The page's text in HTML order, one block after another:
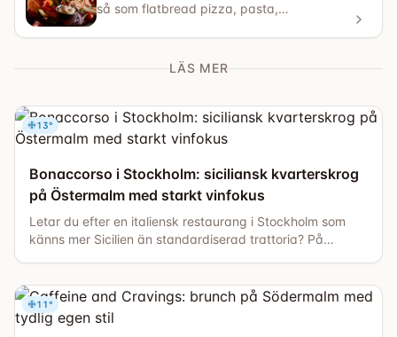
så som flatbread pizza, pasta,
LÄS MER
13°
Bonaccorso i Stockholm: siciliansk kvarterskrog
på Östermalm med starkt vinfokus
Letar du efter en italiensk restaurang i Stockholm som
känns mer Sicilien än standardiserad trattoria? På
vinfokus och varm service gör stället relevant både för
återkommande kvartersgäster och för dig som vill hitta
en middag med mer personlighet. En siciliansk restaurang
11°